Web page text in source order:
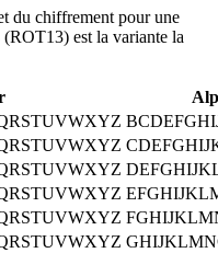
du chiffrement pour une
est la variante la